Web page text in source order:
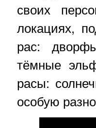
своих
локациях,
рас:
тёмные
расы:
особую